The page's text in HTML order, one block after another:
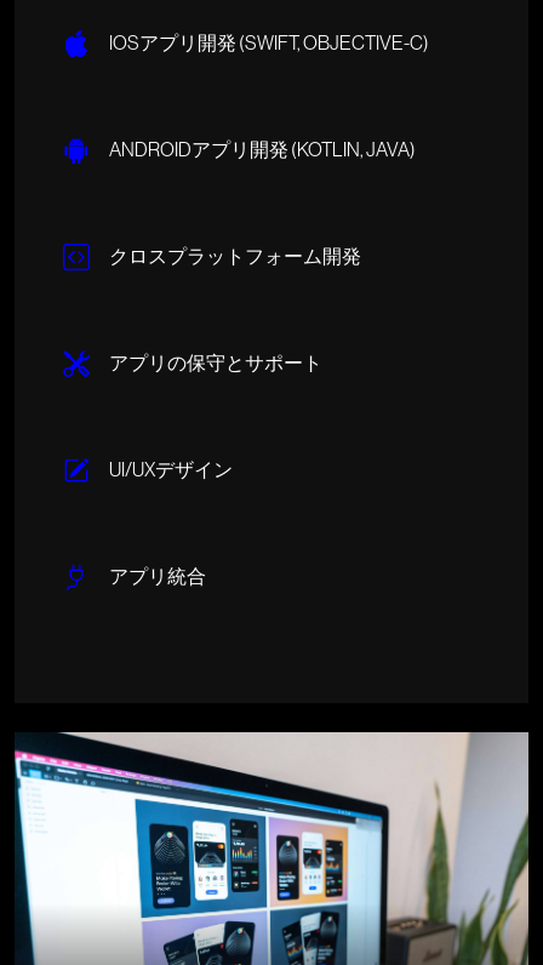
IOSアプリ開発 (SWIFT, OBJECTIVE-C)
ANDROIDアプリ開発 (KOTLIN, JAVA)
クロスプラットフォーム開発
アプリの保守とサポート
UI/UXデザイン
アプリ統合